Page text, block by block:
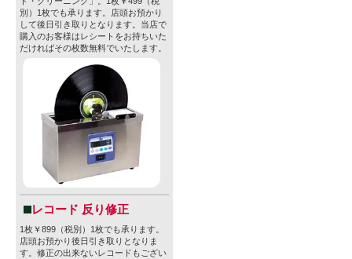
別）1枚でも承ります。店頭お預かり
して後日引き取りとなります。当店で
購入のお客様はレシートをお持ちいた
だければその枚数無料でいたします。
レコード 反り修正
1枚￥899（税別）1枚でも承ります。
店頭お預かり後日引き取りとなりま
す。修正の出来ないレコードもござい